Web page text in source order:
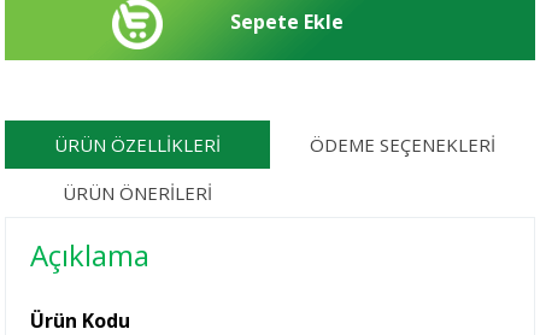
ÜRÜN ÖZELLIKLERI
ÖDEME SEÇENEKLERI
ÜRÜN ÖNERILERI
Açıklama
Ürün Kodu